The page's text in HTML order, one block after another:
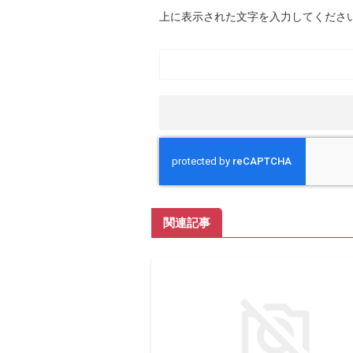
上に表示された文字を入力してくださ
関連記事